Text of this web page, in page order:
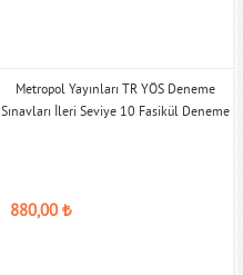
Metropol Yayınları TR YÖS Deneme
Sınavları İleri Seviye 10 Fasikül Deneme
880,00₺